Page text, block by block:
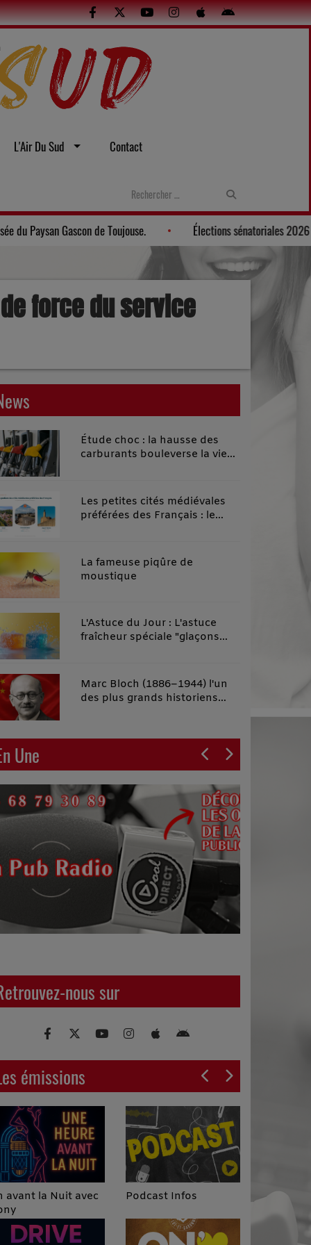
L'Air Du Sud Contact
sexuelles Gers: Une soirée gasconne au Musée du Paysan
force du service
Étude choc : la hausse des
carburants bouleverse la vie
Les petites cités médiévales
préférées des Français : le
La fameuse piqûre de
moustique
L'Astuce du Jour : L'astuce
fraîcheur spéciale "glaçons
Marc Bloch (1886–1944) l'un
des plus grands historiens
Une
nous sur
émissions
avant la Nuit avec
Podcast Infos